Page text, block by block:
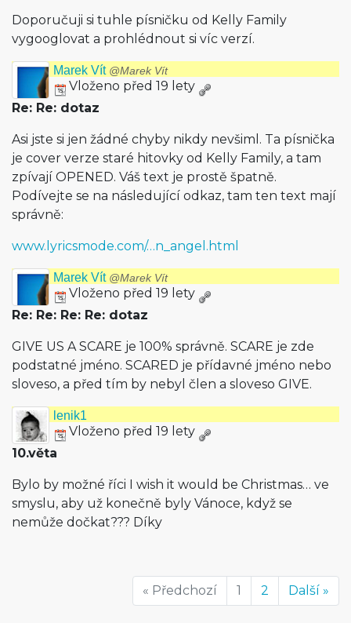
Doporučuji si tuhle písničku od Kelly Family
vygooglovat a prohlédnout si víc verzí.
Marek Vít @Marek Vít
Vloženo před 19 lety
Re: Re: dotaz
Asi jste si jen žádné chyby nikdy nevšiml. Ta písnička
je cover verze staré hitovky od Kelly Family, a tam
zpívají OPENED. Váš text je prostě špatně.
Podívejte se na následující odkaz, tam ten text mají
správně:
www.lyricsmode.com/…n_angel.html
Marek Vít @Marek Vít
Vloženo před 19 lety
Re: Re: Re: Re: dotaz
GIVE US A SCARE je 100% správně. SCARE je zde
podstatné jméno. SCARED je přídavné jméno nebo
sloveso, a před tím by nebyl člen a sloveso GIVE.
lenik1
Vloženo před 19 lety
10.věta
Bylo by možné říci I wish it would be Christmas… ve
smyslu, aby už konečně byly Vánoce, když se
nemůže dočkat??? Díky
« Předchozí 1 2 Další »